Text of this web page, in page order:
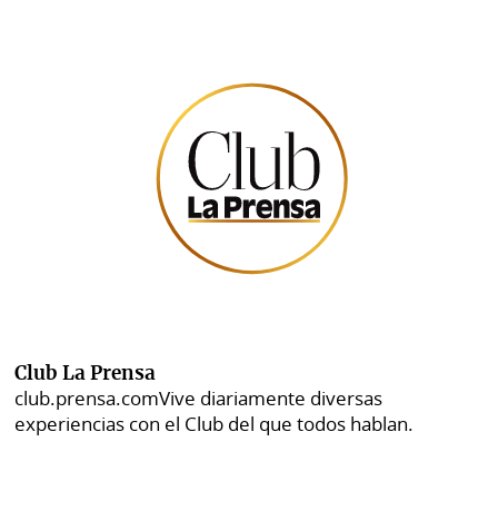
Club La Prensa
club.prensa.comVive diariamente diversas
experiencias con el Club del que todos hablan.